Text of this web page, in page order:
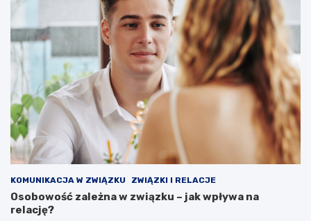
KOMUNIKACJA W ZWIĄZKU ZWIĄZKI I RELACJE
Osobowość zależna w związku – jak wpływa na
relację?